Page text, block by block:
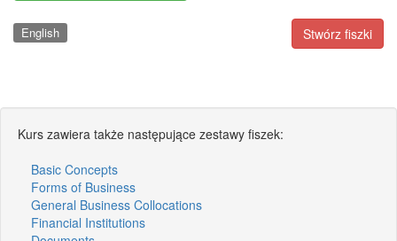
Stwórz fiszki
English
Kurs zawiera także następujące zestawy fiszek:
Basic Concepts
Forms of Business
General Business Collocations
Financial Institutions